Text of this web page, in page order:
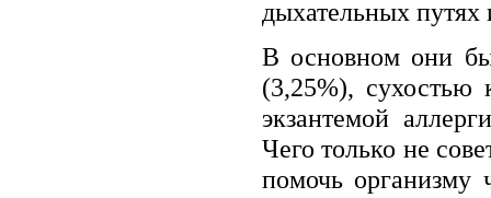
дыхательных путях
В основном они
(3,25%), сухостью
экзантемой
Чего только не
помочь организму